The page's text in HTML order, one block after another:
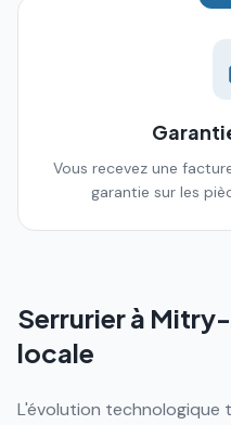
Vous recevez une
garantie sur les
Serrurier à
locale
L'évolution technologique